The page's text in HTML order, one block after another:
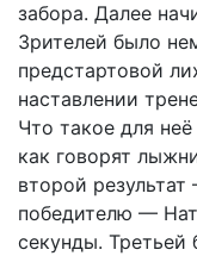
забора. Далее
Зрителей было
предстартовой
наставлении
Что такое для
как говорят
второй
победителю —
секунды.